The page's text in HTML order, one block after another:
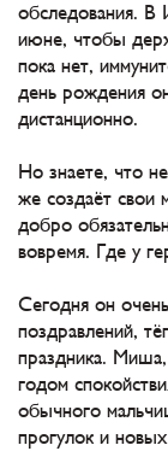
обследования. В
июне, чтобы
пока нет,
день рождения
дистанционно.
Но знаете, что
же создаёт свои
добро
вовремя. Где у
Сегодня он
поздравлений,
праздника.
годом
обычного
прогулок и